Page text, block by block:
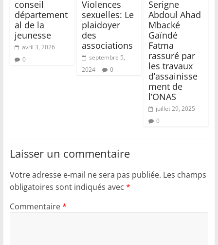
conseil
département
al de la
jeunesse
avril 3, 2026
0
Violences
sexuelles: Le
plaidoyer
des
associations
septembre 5,
2024
0
Serigne
Abdoul Ahad
Mbacké
Gaïndé
Fatma
rassuré par
les travaux
d’assainisse
ment de
l’ONAS
juillet 29, 2025
0
Laisser un commentaire
Votre adresse e-mail ne sera pas publiée. Les champs
obligatoires sont indiqués avec *
Commentaire*